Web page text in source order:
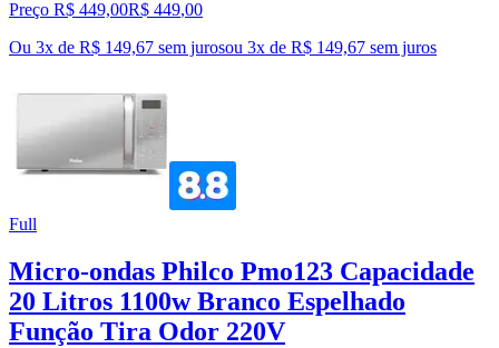
Preço R$ 449,00R$ 449,00
Ou 3x de R$ 149,67 sem jurosou 3x de R$ 149,67 sem juros
Full
Micro-ondas Philco Pmo123 Capacidade
20 Litros 1100w Branco Espelhado
Função Tira Odor 220V